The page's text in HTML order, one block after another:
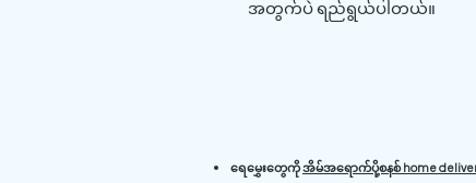
အတွက်ပဲ ရည်ရွယ်ပါတယ်။
ရေမွှေးတွေကိုအိမ်အရောက်ပို့စနစ် home